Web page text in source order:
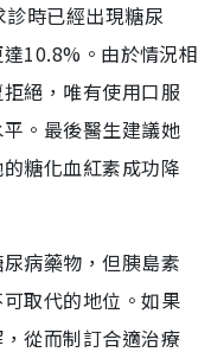
時已經出現糖尿
10.8%。由於情況相
絕，唯有使用口服
。最後醫生建議她
糖化血紅素成功降
病藥物，但胰島素
取代的地位。如果
從而制訂合適治療